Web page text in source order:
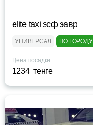
elite taxi эсф эавр
УНИВЕРСАЛ ПО ГОРОДУ
Цена посадки
1234 тенге